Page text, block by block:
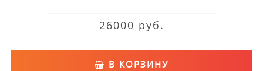
26000 руб.
В КОРЗИНУ